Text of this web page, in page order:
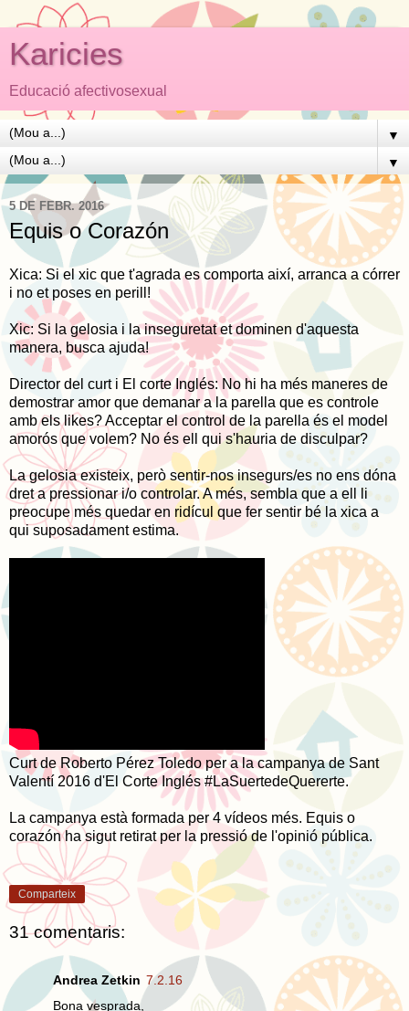
Karicies
Educació afectivosexual
▼
▼
5 DE FEBR. 2016
Equis o Corazón
Xica: Si el xic que t'agrada es comporta així, arranca a córrer
i no et poses en perill!
Xic: Si la gelosia i la inseguretat et dominen d'aquesta
manera, busca ajuda!
Director del curt i El corte Inglés: No hi ha més maneres de
demostrar amor que demanar a la parella que es controle
amb els likes? Acceptar el control de la parella és el model
amorós que volem? No és ell qui s'hauria de disculpar?
La gelosia existeix, però sentir-nos insegurs/es no ens dóna
dret a pressionar i/o controlar. A més, sembla que a ell li
preocupe més quedar en ridícul que fer sentir bé la xica a
qui suposadament estima.
Curt de Roberto Pérez Toledo per a la campanya de Sant
Valentí 2016 d'El Corte Inglés #LaSuertedeQuererte.
La campanya està formada per 4 vídeos més. Equis o
corazón ha sigut retirat per la pressió de l'opinió pública.
Comparteix
31 comentaris:
Andrea Zetkin 7.2.16
Bona vesprada,